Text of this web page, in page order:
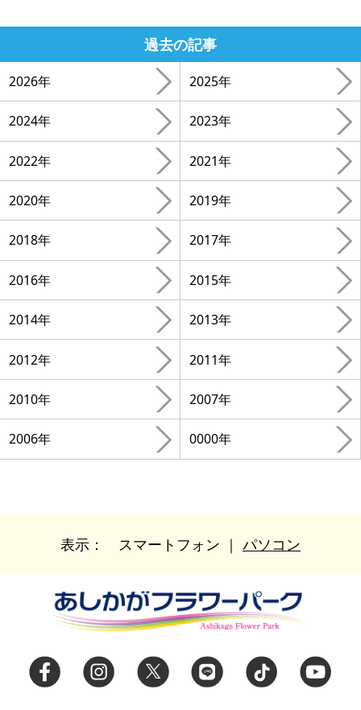
過去の記事
2026年 2025年
2024年 2023年
2022年 2021年
2020年 2019年
2018年 2017年
2016年 2015年
2014年 2013年
2012年 2011年
2010年 2007年
2006年 0000年
表示： スマートフォン ｜ パソコン